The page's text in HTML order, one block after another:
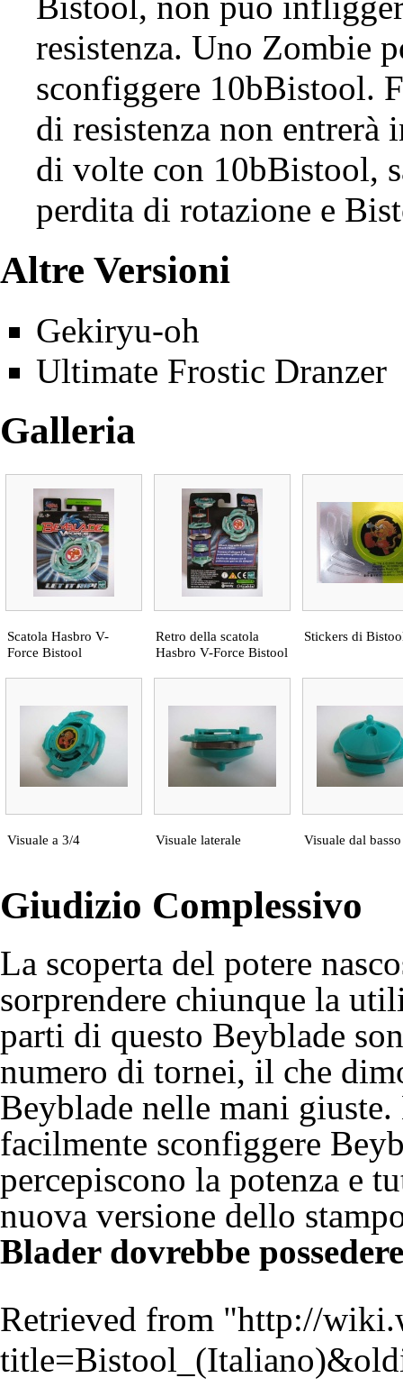
resistenza. Uno Zombie
sconfiggere 10bBistool.
di resistenza non
di volte con 10bBistool,
perdita di rotazione e
Altre Versioni
Gekiryu-oh
Ultimate Frostic Dranzer
Galleria
Scatola Hasbro V-
Force Bistool
Retro della scatola
Hasbro V-Force Bistool
Stickers di
Visuale a 3/4 Visuale laterale Visuale dal basso
Giudizio Complessivo
La scoperta del potere
sorprendere chiunque la
parti di questo Beyblade
numero di tornei, il che
Beyblade nelle mani
facilmente sconfiggere
percepiscono la potenza e
nuova versione dello
Blader dovrebbe
Retrieved from "http://